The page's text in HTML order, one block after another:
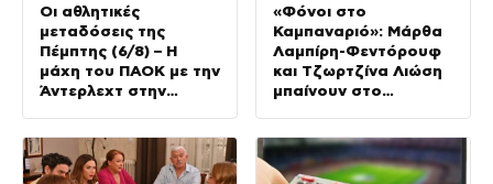
Οι αθλητικές
μεταδόσεις της
Πέμπτης (6/8) – Η
μάχη του ΠΑΟΚ με την
Άντερλεχτ στην
«Φόνοι στο
Καμπαναριό»: Μάρθα
Λαμπίρη-Φεντόρουφ
και Τζωρτζίνα Λιώση
μπαίνουν στο